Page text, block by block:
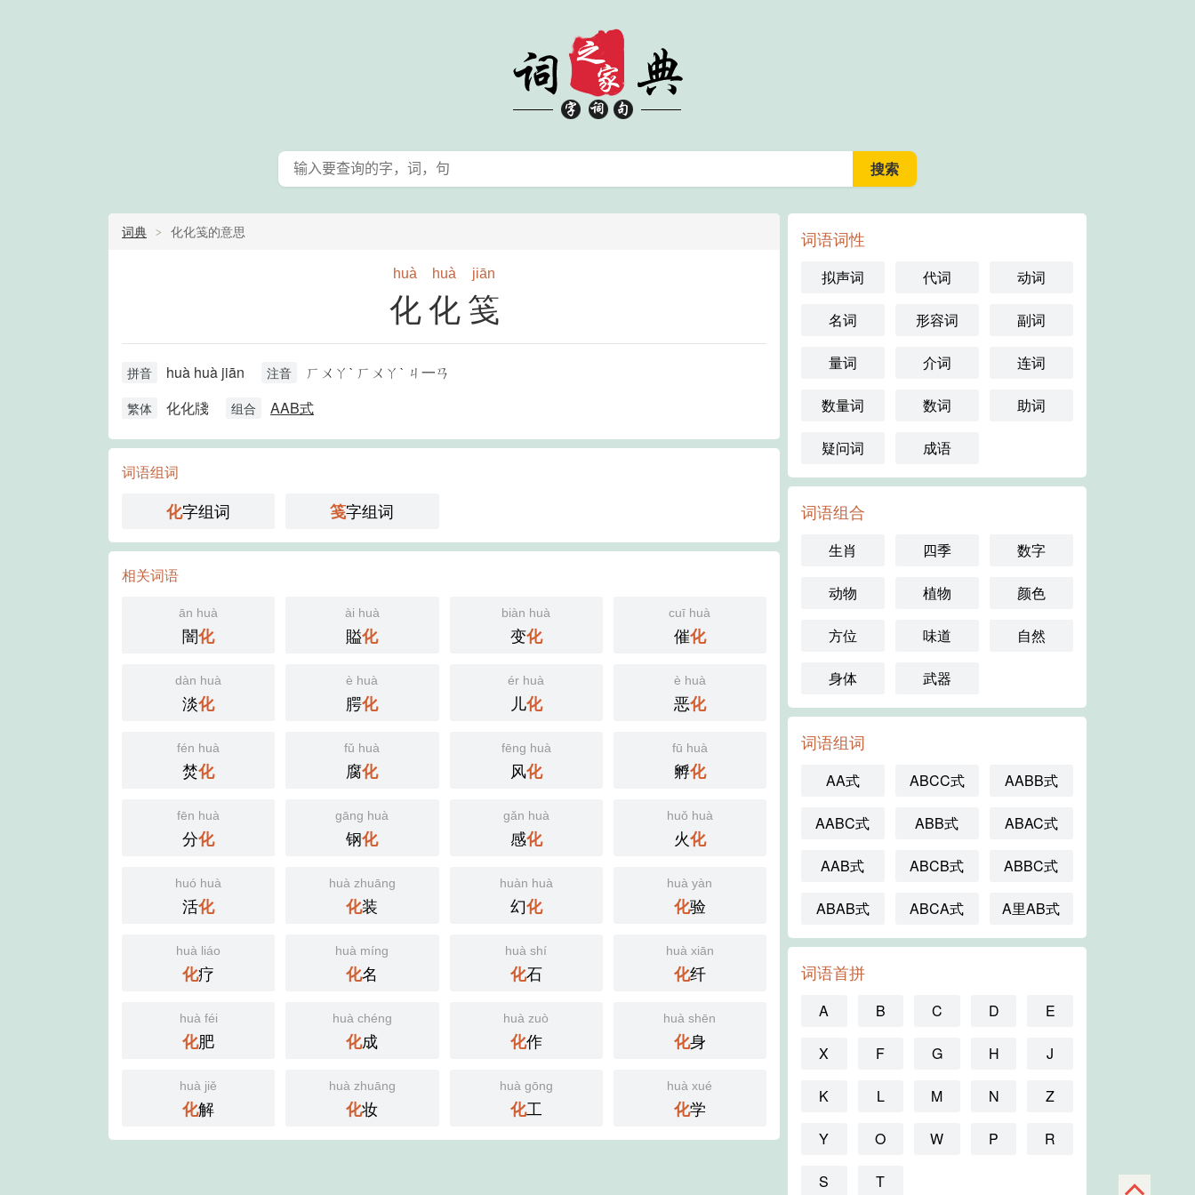
词典 化化笺的意思
huà huà jiān
化化笺
拼音 huà huà jiān 注音 ㄏㄨㄚˋ ㄏㄨㄚˋ ㄐ一ㄢ
繁体 化化牋 组合 AAB式
词语组词
化字组词 笺字组词
相关词语
ān huà
闇化
ài huà
賹化
biàn huà
变化
cuī huà
催化
dàn huà
淡化
è huà
腭化
ér huà
儿化
è huà
恶化
fén huà
焚化
fǔ huà
腐化
fēng huà
风化
fū huà
孵化
fēn huà
分化
gāng huà
钢化
gǎn huà
感化
huǒ huà
火化
huó huà
活化
huà zhuāng
化装
huàn huà
幻化
huà yàn
化验
huà liáo
化疗
huà míng
化名
huà shí
化石
huà xiān
化纤
huà féi
化肥
huà chéng
化成
huà zuò
化作
huà shēn
化身
huà jiě
化解
huà zhuāng
化妆
huà gōng
化工
huà xué
化学
词语词性
拟声词 代词 动词
名词 形容词 副词
量词 介词 连词
数量词 数词 助词
疑问词 成语
词语组合
生肖 四季 数字
动物 植物 颜色
方位 味道 自然
身体 武器
词语组词
AA式 ABCC式 AABB式
AABC式 ABB式 ABAC式
AAB式 ABCB式 ABBC式
ABAB式 ABCA式 A里AB式
词语首拼
A B C D E
X F G H J
K L M N Z
Y O W P R
S T